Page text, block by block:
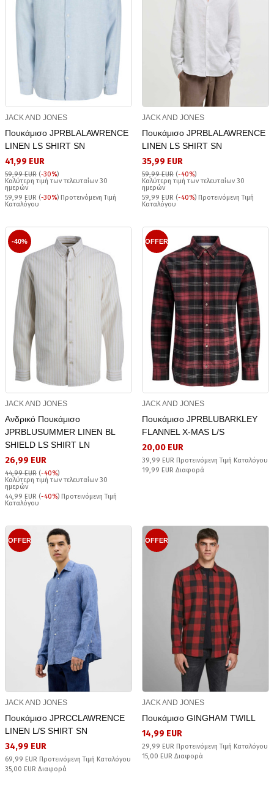
JACK AND JONES
Πουκάμισο JPRBLALAWRENCE
LINEN LS SHIRT SN
41,99 EUR
59,99 EUR (-30%)
Καλύτερη τιμή των τελευταίων 30
ημερών
59,99 EUR (-30%) Προτεινόμενη Τιμή
Καταλόγου
JACK AND JONES
Πουκάμισο JPRBLALAWRENCE
LINEN LS SHIRT SN
35,99 EUR
59,99 EUR (-40%)
Καλύτερη τιμή των τελευταίων 30
ημερών
59,99 EUR (-40%) Προτεινόμενη Τιμή
Καταλόγου
-40%
JACK AND JONES
Ανδρικό Πουκάμισο
JPRBLUSUMMER LINEN BL
SHIELD LS SHIRT LN
26,99 EUR
44,99 EUR (-40%)
Καλύτερη τιμή των τελευταίων 30
ημερών
44,99 EUR (-40%) Προτεινόμενη Τιμή
Καταλόγου
OFFER
JACK AND JONES
Πουκάμισο JPRBLUBARKLEY
FLANNEL X-MAS L/S
20,00 EUR
39,99 EUR Προτεινόμενη Τιμή Καταλόγου
19,99 EUR Διαφορά
OFFER
JACK AND JONES
Πουκάμισο JPRCCLAWRENCE
LINEN L/S SHIRT SN
34,99 EUR
69,99 EUR Προτεινόμενη Τιμή Καταλόγου
35,00 EUR Διαφορά
OFFER
JACK AND JONES
Πουκάμισο GINGHAM TWILL
14,99 EUR
29,99 EUR Προτεινόμενη Τιμή Καταλόγου
15,00 EUR Διαφορά